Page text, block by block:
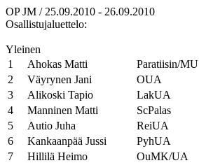
OP JM / 25.09.2010 - 26.09.2010
Osallistujaluettelo:
Yleinen
1
Ahokas Matti Paratiisin/MU
2
Väyrynen Jani OUA
3
Alikoski Tapio LakUA
4
Manninen Matti ScPalas
5
Autio Juha ReiUA
6
Kankaanpää Jussi PyhUA
7
Hillilä Heimo OuMK/UA